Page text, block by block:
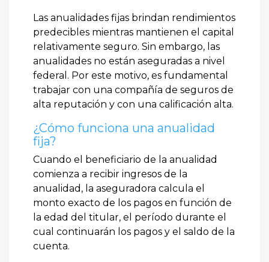
Las anualidades fijas brindan rendimientos
predecibles mientras mantienen el capital
relativamente seguro. Sin embargo, las
anualidades no están aseguradas a nivel
federal. Por este motivo, es fundamental
trabajar con una compañía de seguros de
alta reputación y con una calificación alta.
¿Cómo funciona una anualidad
fija?
Cuando el beneficiario de la anualidad
comienza a recibir ingresos de la
anualidad, la aseguradora calcula el
monto exacto de los pagos en función de
la edad del titular, el período durante el
cual continuarán los pagos y el saldo de la
cuenta.